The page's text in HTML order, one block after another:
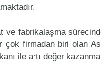
fabrikalaşma
çok firmadan biri olan
ile artı değer